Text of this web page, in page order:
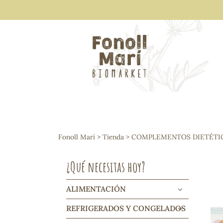
Arroces y legumbres
Frutos secos y snacks
Cereales, mueslis, hinchados y
Galletas y dulces
Vinos y cavas
Condimentos y salsas
Harinas y sémolas
Pasta
Fonoll Marí > Tienda > COMPLEMENTOS
¿Qué necesitas hoy?
ALIMENTACIÓN
REFRIGERADOS Y CONGELADOS